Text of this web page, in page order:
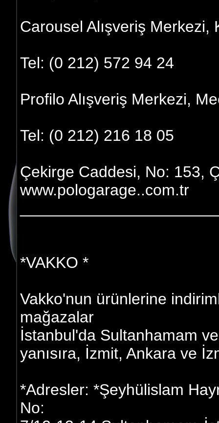
Carousel Alışveriş Merkezi,
Tel: (0 212) 572 94 24
Profilo Alışveriş Merkezi,
Tel: (0 212) 216 18 05
Çekirge Caddesi, No: 153,
www.pologarage..com.tr
*VAKKO *
Vakko'nun ürünlerine
mağazalar
İstanbul'da Sultanhamam
yanısıra, İzmit, Ankara ve
*Adresler: *Şeyhülislam
No: